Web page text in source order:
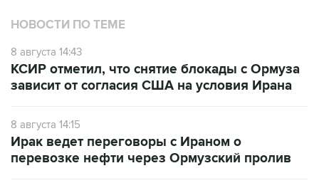
НОВОСТИ ПО ТЕМЕ
8 августа 14:43
КСИР отметил, что снятие блокады с Ормуза
зависит от согласия США на условия Ирана
8 августа 14:15
Ирак ведет переговоры с Ираном о
перевозке нефти через Ормузский пролив